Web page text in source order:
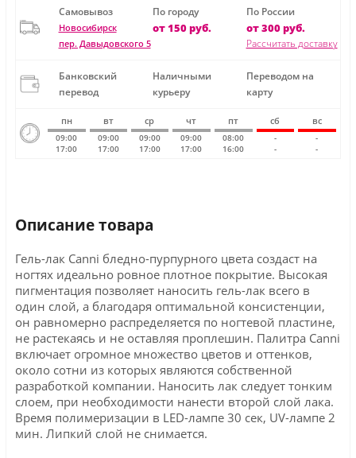
Самовывоз
Новосибирск
пер. Давыдовского 5
По городу
от 150 руб.
По России
от 300 руб.
Рассчитать доставку
Банковский
перевод
Наличными
курьеру
Переводом на
карту
пн вт ср чт пт сб вс
09:00
17:00
09:00
17:00
09:00
17:00
09:00
17:00
08:00
16:00
-
-
-
-
Описание товара
Гель-лак Canni бледно-пурпурного цвета создаст на
ногтях идеально ровное плотное покрытие. Высокая
пигментация позволяет наносить гель-лак всего в
один слой, а благодаря оптимальной консистенции,
он равномерно распределяется по ногтевой пластине,
не растекаясь и не оставляя проплешин. Палитра Canni
включает огромное множество цветов и оттенков,
около сотни из которых являются собственной
разработкой компании. Наносить лак следует тонким
слоем, при необходимости нанести второй слой лака.
Время полимеризации в LED-лампе 30 сек, UV-лампе 2
мин. Липкий слой не снимается.